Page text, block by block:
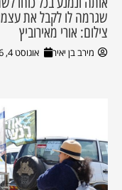
שגרמה לו לקבל את
צילום: אורי מאירוביץ
מירב בן יאיר אוגוסט 4, 2026